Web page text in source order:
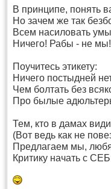
В принципе, понять
Но зачем же так
Всем насиловать
Ничего! Рабы - не мы!
Поучитесь этикету:
Ничего постыдней
Чем болтать без
Про былые
Тем, кто в дамах
(Вот ведь как не
Предлагаем мы,
Критику начать с